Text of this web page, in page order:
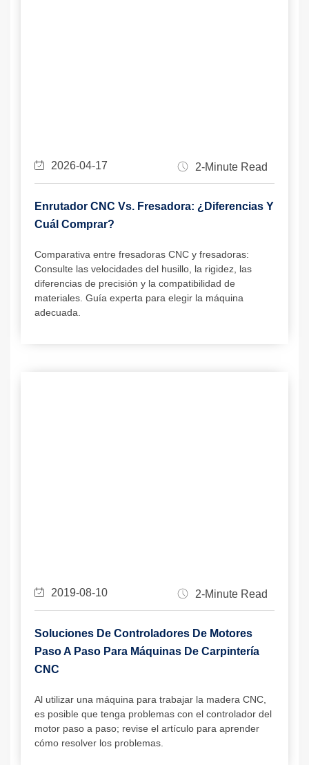
2026-04-17 2-Minute Read
Enrutador CNC Vs. Fresadora: ¿Diferencias Y
Cuál Comprar?
Comparativa entre fresadoras CNC y fresadoras:
Consulte las velocidades del husillo, la rigidez, las
diferencias de precisión y la compatibilidad de
materiales. Guía experta para elegir la máquina
adecuada.
2019-08-10 2-Minute Read
Soluciones De Controladores De Motores
Paso A Paso Para Máquinas De Carpintería
CNC
Al utilizar una máquina para trabajar la madera CNC,
es posible que tenga problemas con el controlador del
motor paso a paso; revise el artículo para aprender
cómo resolver los problemas.